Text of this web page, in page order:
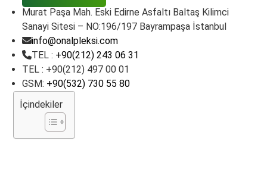
Murat Paşa Mah. Eski Edirne Asfaltı Baltaş Kilimci
Sanayi Sitesi – NO:196/197 Bayrampaşa İstanbul
info@onalpleksi.com
TEL : +90(212) 243 06 31
TEL : +90(212) 497 00 01
GSM: +90(532) 730 55 80
İçindekiler